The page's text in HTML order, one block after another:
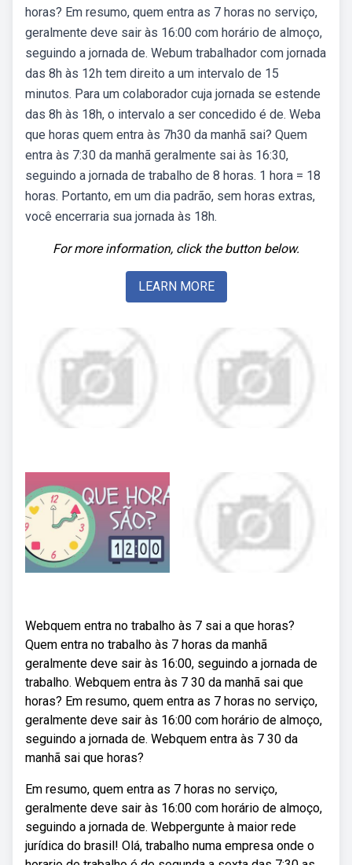
horas? Em resumo, quem entra as 7 horas no serviço,
geralmente deve sair às 16:00 com horário de almoço,
seguindo a jornada de. Webum trabalhador com jornada
das 8h às 12h tem direito a um intervalo de 15
minutos. Para um colaborador cuja jornada se estende
das 8h às 18h, o intervalo a ser concedido é de. Weba
que horas quem entra às 7h30 da manhã sai? Quem
entra às 7:30 da manhã geralmente sai às 16:30,
seguindo a jornada de trabalho de 8 horas. 1 hora = 18
horas. Portanto, em um dia padrão, sem horas extras,
você encerraria sua jornada às 18h.
For more information, click the button below.
LEARN MORE
Webquem entra no trabalho às 7 sai a que horas?
Quem entra no trabalho às 7 horas da manhã
geralmente deve sair às 16:00, seguindo a jornada de
trabalho. Webquem entra às 7 30 da manhã sai que
horas? Em resumo, quem entra as 7 horas no serviço,
geralmente deve sair às 16:00 com horário de almoço,
seguindo a jornada de. Webquem entra às 7 30 da
manhã sai que horas?
Em resumo, quem entra as 7 horas no serviço,
geralmente deve sair às 16:00 com horário de almoço,
seguindo a jornada de. Webpergunte à maior rede
jurídica do brasil! Olá, trabalho numa empresa onde o